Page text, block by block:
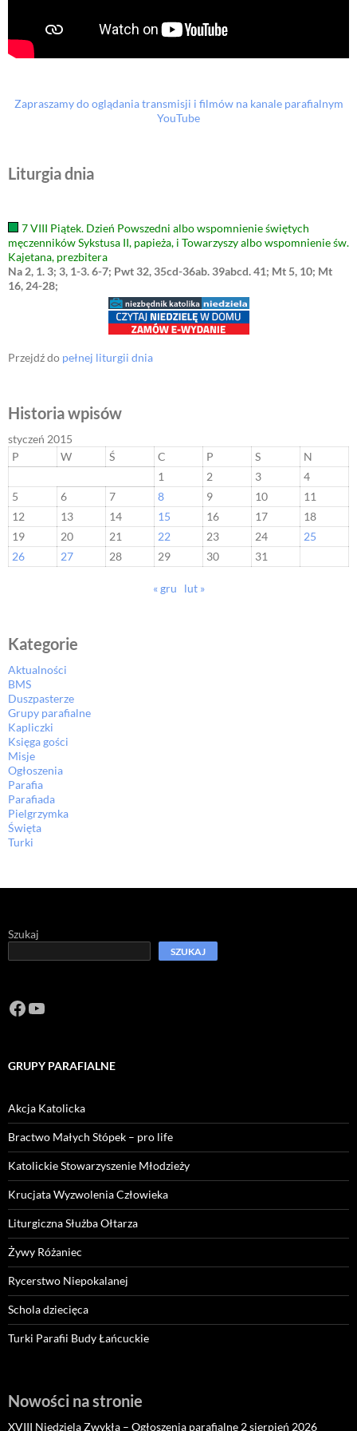
Zapraszamy do oglądania transmisji i filmów na kanale parafialnym
YouTube
Liturgia dnia
7 VIII Piątek. Dzień Powszedni albo wspomnienie świętych
męczenników Sykstusa II, papieża, i Towarzyszy albo wspomnienie św.
Kajetana, prezbitera
Na 2, 1. 3; 3, 1-3. 6-7; Pwt 32, 35cd-36ab. 39abcd. 41; Mt 5, 10; Mt
16, 24-28;
Przejdź do pełnej liturgii dnia
Historia wpisów
styczeń 2015
P
W Ś C P S
N
1
2 3
4
5
6 7 8 9 10
11
12
13 14 15 16 17
18
19
20 21 22 23 24
25
26
27 28 29 30 31
« gru lut »
Kategorie
Aktualności
BMS
Duszpasterze
Grupy parafialne
Kapliczki
Księga gości
Misje
Ogłoszenia
Parafia
Parafiada
Pielgrzymka
Święta
Turki
Szukaj
SZUKAJ
Facebook
https://www.youtube.com/channel/
GRUPY PARAFIALNE
Akcja Katolicka
Bractwo Małych Stópek – pro life
Katolickie Stowarzyszenie Młodzieży
Krucjata Wyzwolenia Człowieka
Liturgiczna Służba Ołtarza
Żywy Różaniec
Rycerstwo Niepokalanej
Schola dziecięca
Turki Parafii Budy Łańcuckie
Nowości na stronie
XVIII Niedziela Zwykła – Ogłoszenia parafialne 2 sierpień 2026